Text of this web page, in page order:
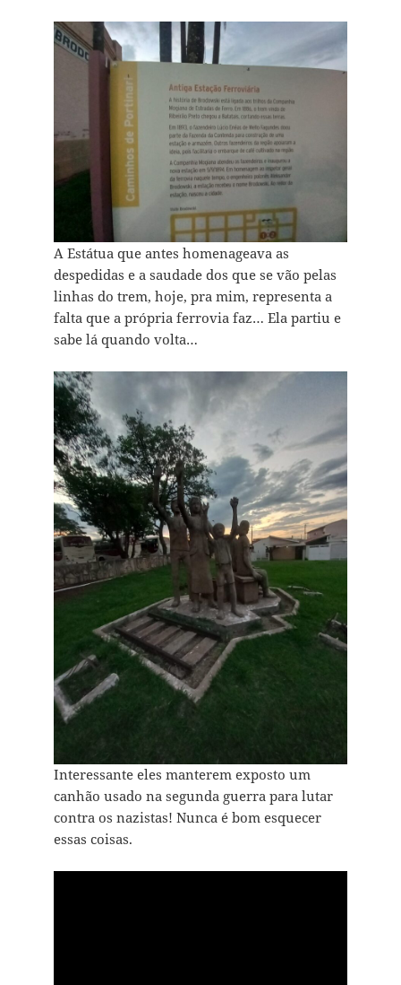
A Estátua que antes homenageava as
despedidas e a saudade dos que se vão pelas
linhas do trem, hoje, pra mim, representa a
falta que a própria ferrovia faz… Ela partiu e
sabe lá quando volta…
Interessante eles manterem exposto um
canhão usado na segunda guerra para lutar
contra os nazistas! Nunca é bom esquecer
essas coisas.